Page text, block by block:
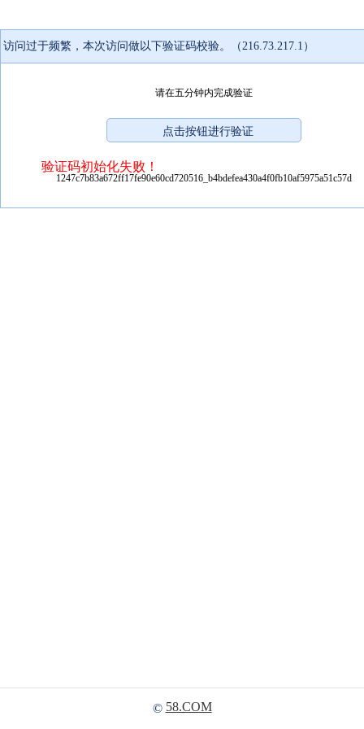
访问过于频繁，本次访问做以下验证码校验。（216.73.217.1）
请在五分钟内完成验证
验证码初始化失败！
1247c7b83a672ff17fe90e60cd720516_b4bdefea430a4f0fb10af5975a51c57d
© 58.COM